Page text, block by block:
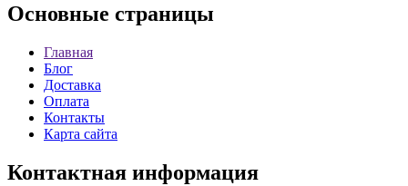
Основные страницы
Главная
Блог
Доставка
Оплата
Контакты
Карта сайта
Контактная информация